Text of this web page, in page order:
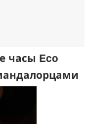
часы Eco